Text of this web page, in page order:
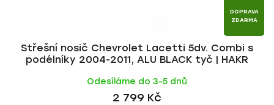
DOPRAVA
ZDARMA
Střešní nosič Chevrolet Lacetti 5dv. Combi s
podélníky 2004-2011, ALU BLACK tyč | HAKR
Odesíláme do 3-5 dnů
2 799 Kč